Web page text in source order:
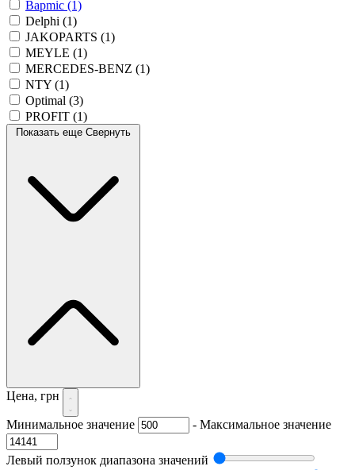
Bapmic (1)
Delphi (1)
JAKOPARTS (1)
MEYLE (1)
MERCEDES-BENZ (1)
NTY (1)
Optimal (3)
PROFIT (1)
Показать еще Свернуть
Цена, грн
Минимальное значение - Максимальное значение
Левый ползунок диапазона значений